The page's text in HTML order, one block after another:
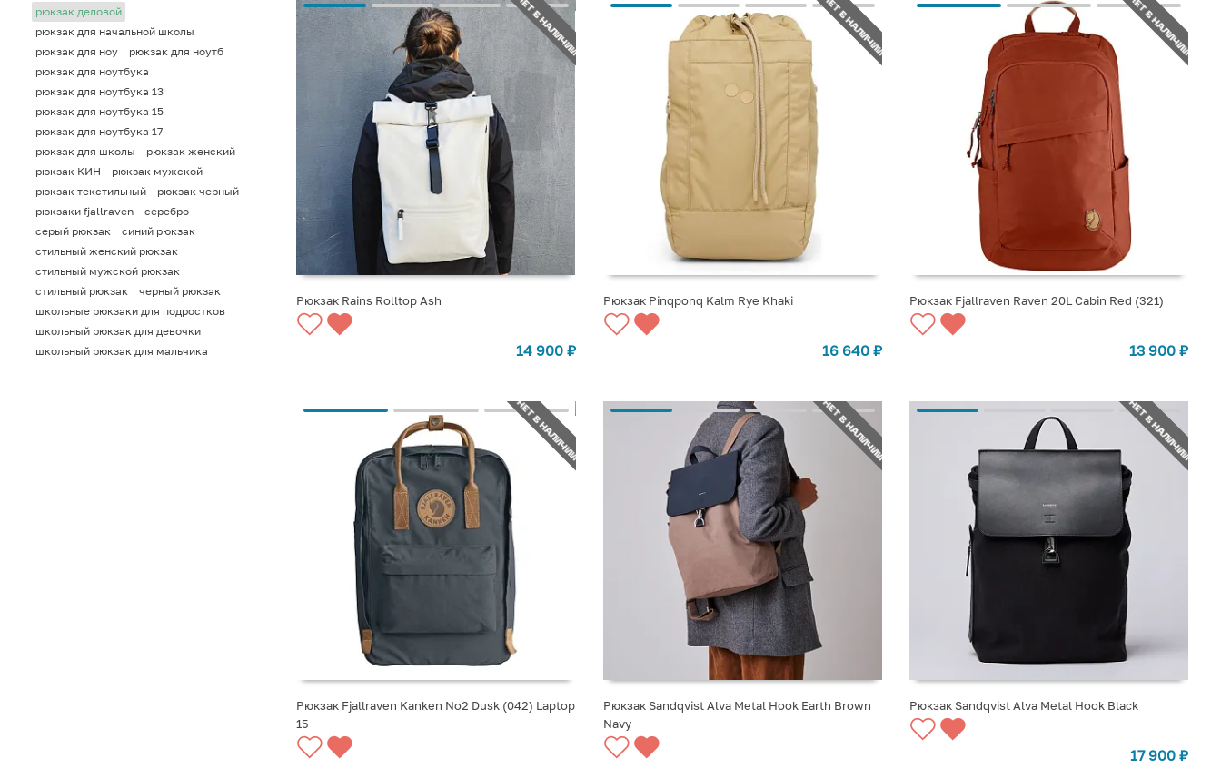
рюкзак деловой
рюкзак для начальной школы
рюкзак для ноу
рюкзак для ноутб
рюкзак для ноутбука
рюкзак для ноутбука 13
рюкзак для ноутбука 15
рюкзак для ноутбука 17
рюкзак для школы
рюкзак женский
рюкзак КИН
рюкзак мужской
рюкзак текстильный
рюкзак черный
рюкзаки fjallraven
серебро
серый рюкзак
синий рюкзак
стильный женский рюкзак
стильный мужской рюкзак
стильный рюкзак
черный рюкзак
школьные рюкзаки для подростков
школьный рюкзак для девочки
школьный рюкзак для мальчика
НЕТ В НАЛИЧИИ
СООБЩИТЬ О ПОСТУПЛЕНИИ
Рюкзак Rains Rolltop Ash
14 900 ₽
НЕТ В НАЛИЧИИ
СООБЩИТЬ О ПОСТУПЛЕНИИ
Рюкзак Pinqponq Kalm Rye Khaki
16 640 ₽
НЕТ В НАЛИЧИИ
СООБЩИТЬ О ПОСТУПЛЕНИИ
Рюкзак Fjallraven Raven 20L Cabin Red (321)
13 900 ₽
НЕТ В НАЛИЧИИ
СООБЩИТЬ О ПОСТУПЛЕНИИ
Рюкзак Fjallraven Kanken No2 Dusk (042) Laptop
15
НЕТ В НАЛИЧИИ
СООБЩИТЬ О ПОСТУПЛЕНИИ
Рюкзак Sandqvist Alva Metal Hook Earth Brown
Navy
НЕТ В НАЛИЧИИ
СООБЩИТЬ О ПОСТУПЛЕНИИ
Рюкзак Sandqvist Alva Metal Hook Black
17 900 ₽